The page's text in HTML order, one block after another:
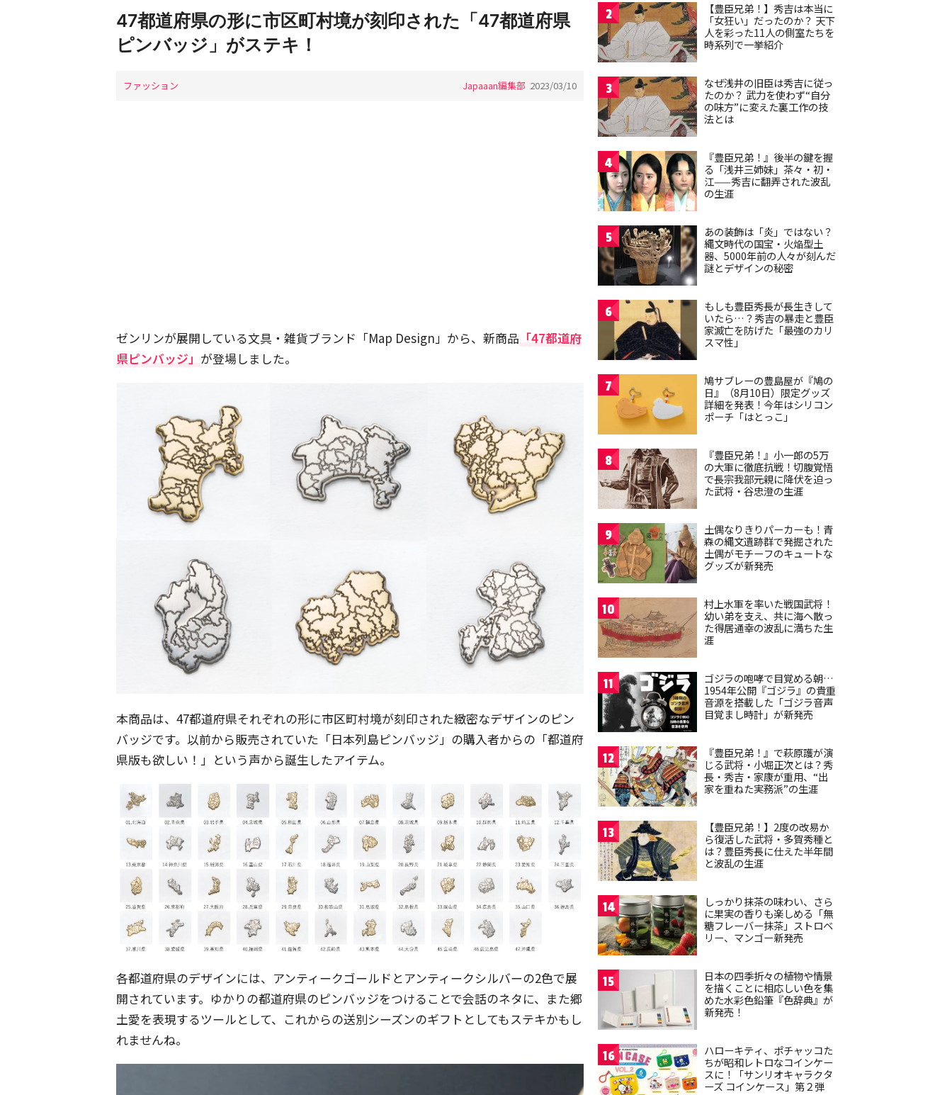
47都道府県の形に市区町村境が刻印された「47都道府県
ピンバッジ」がステキ！
ファッション Japaaan編集部 2023/03/10
ゼンリンが展開している文具・雑貨ブランド「Map Design」から、新商品 「47都道府
県ピンバッジ」 が登場しました。
本商品は、47都道府県それぞれの形に市区町村境が刻印された緻密なデザインのピン
バッジです。以前から販売されていた「日本列島ピンバッジ」の購入者からの「都道府
県版も欲しい！」という声から誕生したアイテム。
各都道府県のデザインには、アンティークゴールドとアンティークシルバーの2色で展
開されています。ゆかりの都道府県のピンバッジをつけることで会話のネタに、また郷
土愛を表現するツールとして、これからの送別シーズンのギフトとしてもステキかもし
れませんね。
2
【豊臣兄弟！】秀吉は本当に
「女狂い」だったのか？ 天下
人を彩った11人の側室たちを
時系列で一挙紹介
3
なぜ浅井の旧臣は秀吉に従っ
たのか？ 武力を使わず“自分
の味方”に変えた裏工作の技
法とは
4
『豊臣兄弟！』後半の鍵を握
る「浅井三姉妹」茶々・初・
江——秀吉に翻弄された波乱
の生涯
5
あの装飾は「炎」ではない？
縄文時代の国宝・火焔型土
器、5000年前の人々が刻んだ
謎とデザインの秘密
6
もしも豊臣秀長が長生きして
いたら…？秀吉の暴走と豊臣
家滅亡を防げた「最強のカリ
スマ性」
7
鳩サブレーの豊島屋が『鳩の
日』（8月10日）限定グッズ
詳細を発表！今年はシリコン
ポーチ「はとっこ」
8
『豊臣兄弟！』小一郎の5万
の大軍に徹底抗戦！切腹覚悟
で長宗我部元親に降伏を迫っ
た武将・谷忠澄の生涯
9
土偶なりきりパーカーも！青
森の縄文遺跡群で発掘された
土偶がモチーフのキュートな
グッズが新発売
10
村上水軍を率いた戦国武将！
幼い弟を支え、共に海へ散っ
た得居通幸の波乱に満ちた生
涯
11
ゴジラの咆哮で目覚める朝…
1954年公開『ゴジラ』の貴重
音源を搭載した「ゴジラ音声
目覚まし時計」が新発売
12
『豊臣兄弟！』で萩原護が演
じる武将・小堀正次とは？秀
長・秀吉・家康が重用、“出
家を重ねた実務派”の生涯
13
【豊臣兄弟！】2度の改易か
ら復活した武将・多賀秀種と
は？豊臣秀長に仕えた半年間
と波乱の生涯
14
しっかり抹茶の味わい、さら
に果実の香りも楽しめる「無
糖フレーバー抹茶」ストロベ
リー、マンゴー新発売
15
日本の四季折々の植物や情景
を描くことに相応しい色を集
めた水彩色鉛筆『色辞典』が
新発売！
16
ハローキティ、ポチャッコた
ちが昭和レトロなコインケー
スに！「サンリオキャラクタ
ーズ コインケース」第２弾